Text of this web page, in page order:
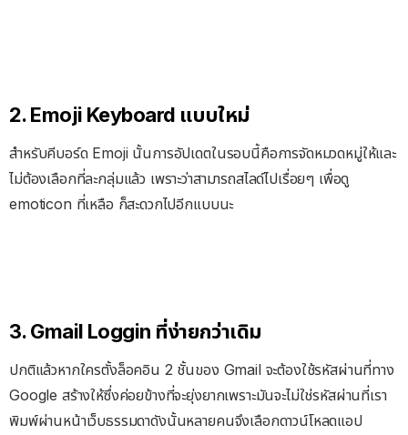
2. Emoji Keyboard แบบใหม่
สำหรับคีบอร์ด Emoji นั้นการอัปเดตในรอบนี้คือการจัดหมวดหมู่ให้และ
ไม่ต้องเลือกที่ละกลุ่มแล้ว เพราะว่าสามารถสไลด์ไปเรื่อยๆ เพื่อดู
emoticon ที่เหลือ ก็สะดวกไปอีกแบบนะ
3. Gmail Loggin ที่ง่ายกว่าเดิม
ปกติแล้วหากใครตั้งล็อคอิน 2 ชั้นของ Gmail จะต้องใช้รหัสผ่านที่ทาง
Google สร้างให้ซึ่งค่อยข้างที่จะยุ่งยากเพราะมันจะไม่ใช่รหัสผ่านที่เรา
พิมพ์ผ่านหน้าเว็บธรรมดาดังนั้นหลายคนจึงเลือกดาวน์โหลดแอป